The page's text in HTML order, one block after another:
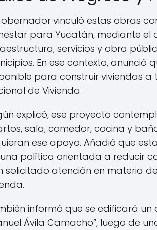
vinculó estas obras
para Yucatán, mediante el
servicios y obra
En ese contexto, anunció
para construir viviendas a
de Vivienda.
explicó, ese proyecto
sala, comedor, cocina y
ese apoyo. Añadió que
política orientada a reducir
solicitado atención en materia
informó que se edificará
Ávila Camacho”, luego de